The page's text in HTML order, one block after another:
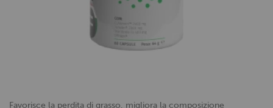
Favorisce la perdita di grasso, migliora la composizione